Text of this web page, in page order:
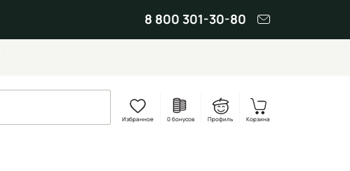
8 800 301-30-80
Избранное 0 бонусов Профиль Корзина